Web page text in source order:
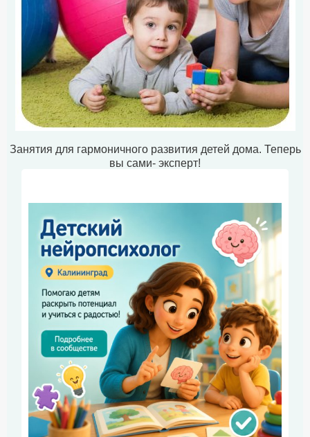
Занятия для гармоничного развития детей дома. Теперь
вы сами- эксперт!